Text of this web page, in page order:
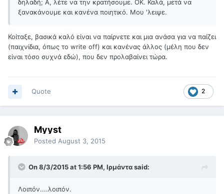
δηλαδή; Α, λέτε να την κρατήσουμε. ΟΚ. Καλά, μετά να
ξανακάνουμε και κανένα ποιητικό. Μου 'λειψε.
Κοίταξε, βασικά καλό είναι να παίρνετε και μια ανάσα για να παίζει
(παιχνίδια, όπως το write off) και κανένας άλλος (μέλη που δεν
είναι τόσο συχνά εδώ), που δεν προλαβαίνει τώρα.
2
Quote
Myyst
Posted August 3, 2015
On 8/3/2015 at 1:56 PM, Ιρμάντα said:
Λοιπόν....λοιπόν.